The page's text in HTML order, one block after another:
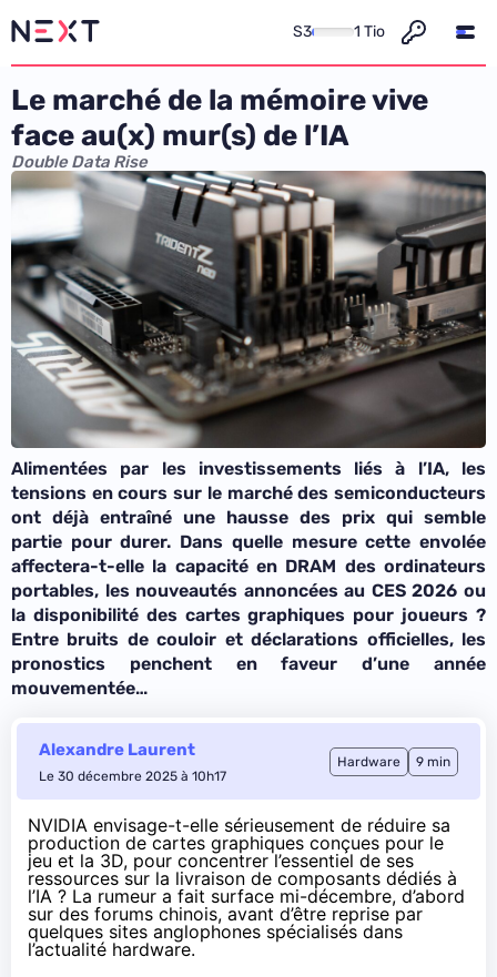
S3 1 Tio
Le marché de la mémoire vive
face au(x) mur(s) de l’IA
Double Data Rise
Alimentées par les investissements liés à l’IA, les
tensions en cours sur le marché des semiconducteurs
ont déjà entraîné une hausse des prix qui semble
partie pour durer. Dans quelle mesure cette envolée
affectera-t-elle la capacité en DRAM des ordinateurs
portables, les nouveautés annoncées au CES 2026 ou
la disponibilité des cartes graphiques pour joueurs ?
Entre bruits de couloir et déclarations officielles, les
pronostics penchent en faveur d’une année
mouvementée…
Alexandre Laurent
Le 30 décembre 2025 à 10h17
Hardware 9 min
NVIDIA envisage-t-elle sérieusement de réduire sa
production de cartes graphiques conçues pour le
jeu et la 3D, pour concentrer l’essentiel de ses
ressources sur la livraison de composants dédiés à
l’IA ? La rumeur a fait surface mi-décembre, d’abord
sur des forums chinois, avant d’être reprise par
quelques sites anglophones spécialisés dans
l’actualité hardware.